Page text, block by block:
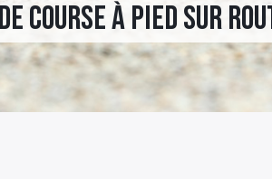
course à pied sur